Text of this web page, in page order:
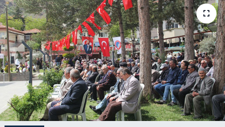
GÜNCEL
AKTÜEL
EĞİTİM
İLÇELER
OTOPARK
Tüm Manşetler
Son Dakika Haberleri
Haber Arşivi